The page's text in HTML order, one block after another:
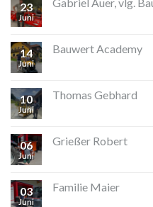
23
Juni
14
Juni
Bauwert Academy
10
Juni
Thomas Gebhard
06
Juni
Grießer Robert
03
Juni
Familie Maier